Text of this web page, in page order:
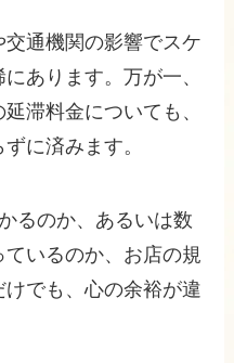
通機関の影響でスケ
あります。万が一、
滞料金についても、
に済みます。
るのか、あるいは数
いるのか、お店の規
でも、心の余裕が違